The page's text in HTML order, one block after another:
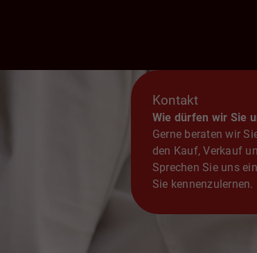
Kontakt
Wie dürfen wir Sie
Gerne beraten wir
den Kauf, Verkauf
Sprechen Sie uns
Sie kennenzulernen.